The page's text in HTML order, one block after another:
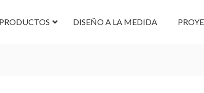
PRODUCTOS DISEÑO A LA MEDIDA